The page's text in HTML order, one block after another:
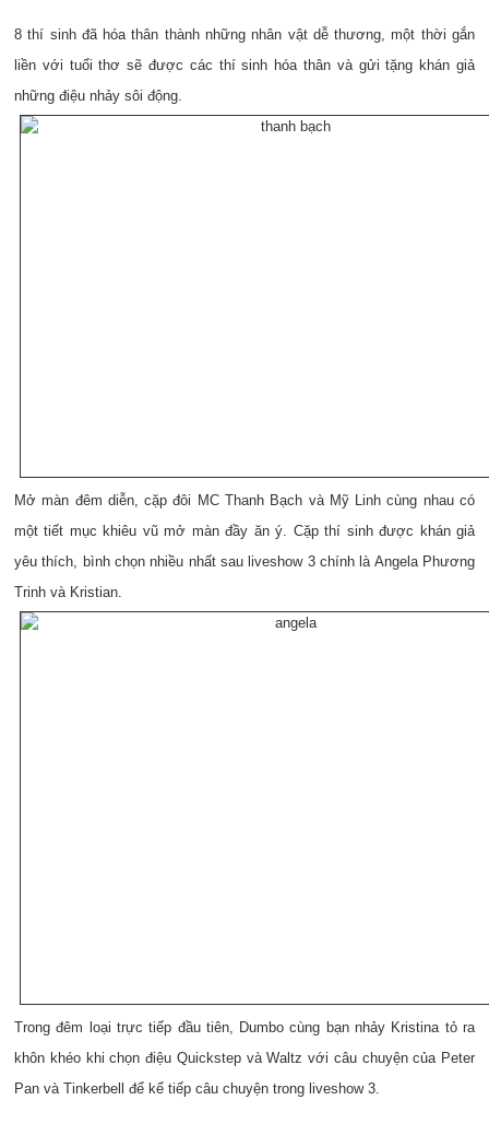
8 thí sinh đã hóa thân thành những nhân vật dễ thương, một thời gắn
liền với tuổi thơ sẽ được các thí sinh hóa thân và gửi tặng khán giả
những điệu nhảy sôi động.
Mở màn đêm diễn, cặp đôi MC Thanh Bạch và Mỹ Linh cùng nhau có
một tiết mục khiêu vũ mở màn đầy ăn ý. Cặp thí sinh được khán giả
yêu thích, bình chọn nhiều nhất sau liveshow 3 chính là Angela Phương
Trinh và Kristian.
Trong đêm loại trực tiếp đầu tiên, Dumbo cùng bạn nhảy Kristina tỏ ra
khôn khéo khi chọn điệu Quickstep và Waltz với câu chuyện của Peter
Pan và Tinkerbell để kể tiếp câu chuyện trong liveshow 3.